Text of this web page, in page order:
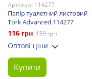
Артикул: 114277
Папір туалетний листовий
Tork Advanced 114277
116 грн 139 грн
Оптові ціни
Купити